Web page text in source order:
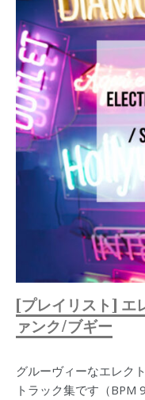
[プレイリスト] エ
ァンク/ブギー
グルーヴィーなエレク
トラック集です（BPM